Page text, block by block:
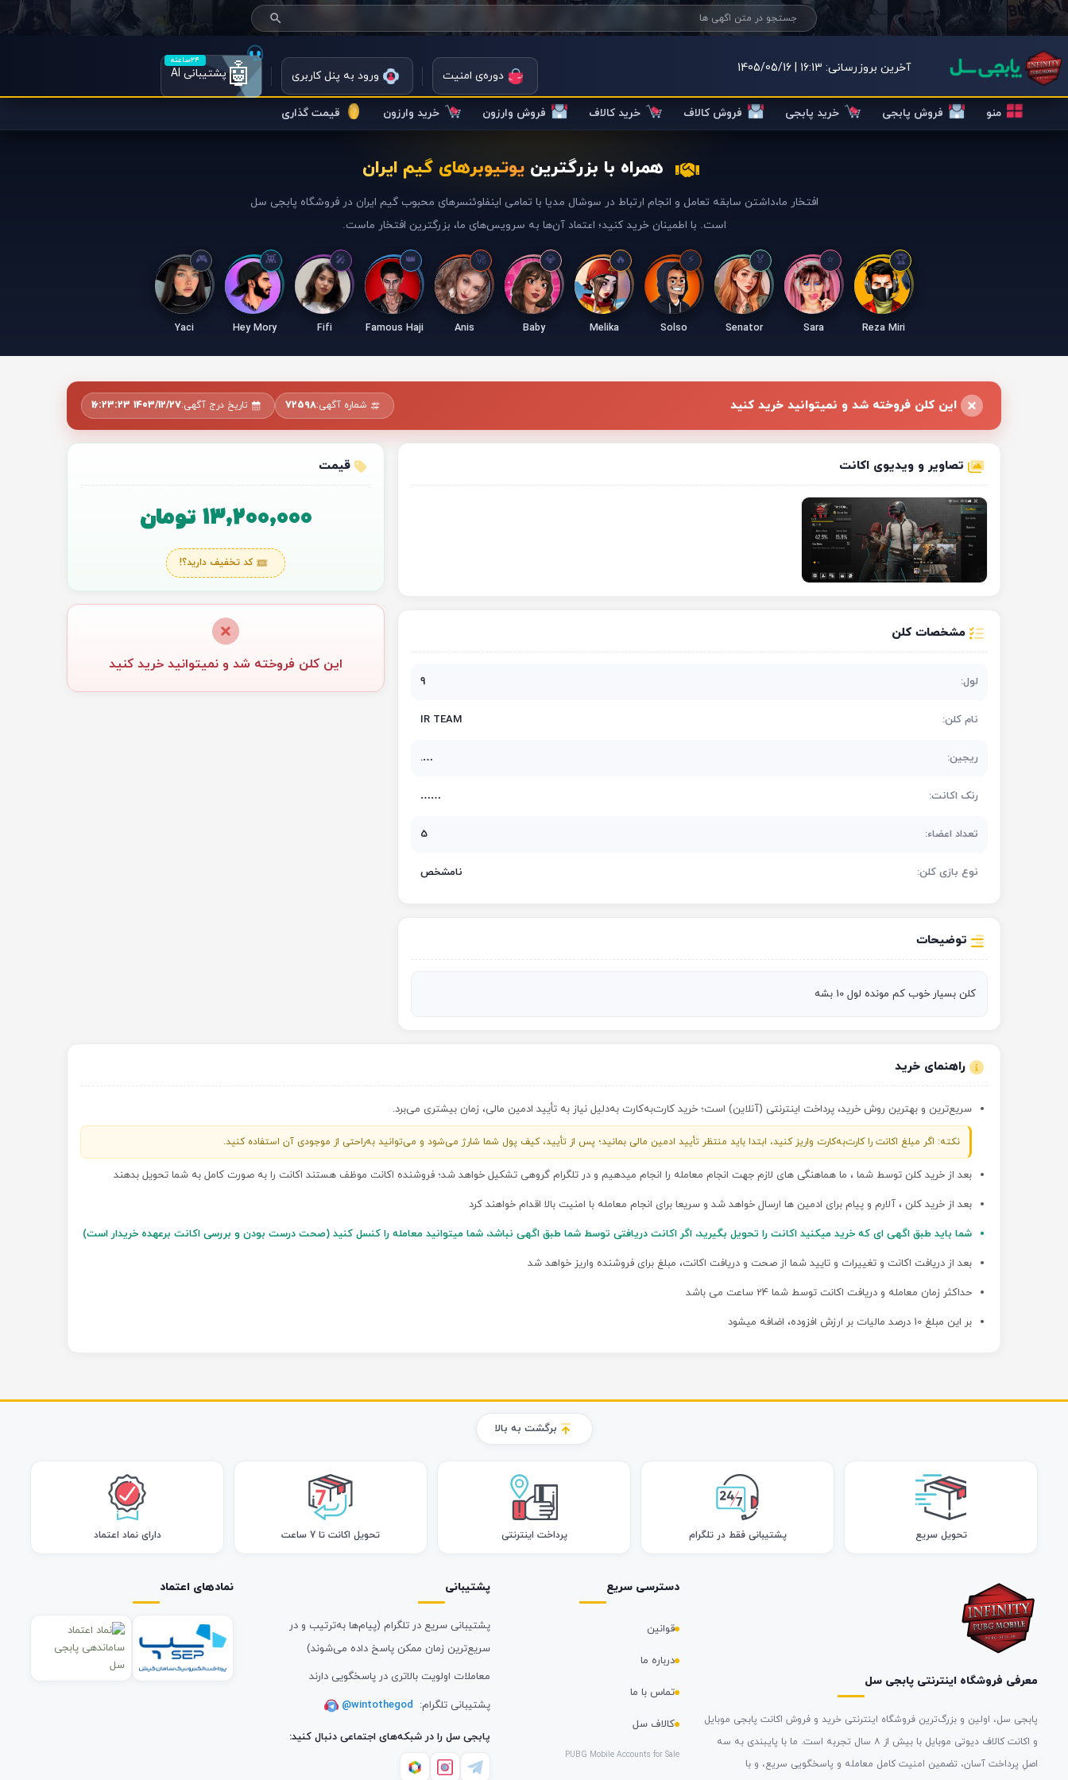
آخرین بروزرسانی: 16:13 | 1405/05/16
دوره‌ی امنیت ورود به پنل کاربری
۲۴ساعته 🤖پشتیبانی AI
منو فروش پابجی خرید پابجی فروش کالاف خرید کالاف فروش وارزون خرید وارزون قیمت گذاری
همراه با بزرگترین یوتیوبرهای گیم ایران
افتخار ما،داشتن سابقه تعامل و انجام ارتباط در سوشال مدیا با تمامی اینفلوئنسرهای محبوب گیم ایران در فروشگاه پابجی سل
است. با اطمینان خرید کنید؛ اعتماد آن‌ها به سرویس‌های ما، بزرگترین افتخار ماست.
Reza Miri
Sara
Senator
Solso
Melika
Baby
Anis
Famous Haji
Fifi
Hey Mory
Yaci
این کلن فروخته شد و نمیتوانید خرید کنید شماره آگهی:72598 تاریخ درج آگهی:1403/12/27 16:23:23
تصاویر و ویدیوی اکانت
مشخصات کلن
لول: 9
نام کلن: IR TEAM
ریجین: ….
رنک اکانت: ……
تعداد اعضاء: 5
نوع بازی کلن: نامشخص
توضیحات
کلن بسیار خوب کم مونده لول 10 بشه
قیمت
13,200,000 تومان
کد تخفیف دارید؟!
این کلن فروخته شد و نمیتوانید خرید کنید
راهنمای خرید
سریع‌ترین و بهترین روش خرید، پرداخت اینترنتی (آنلاین) است؛ خرید کارت‌به‌کارت به‌دلیل نیاز به تأیید ادمین مالی، زمان بیشتری می‌برد.
نکته: اگر مبلغ اکانت را کارت‌به‌کارت واریز کنید، ابتدا باید منتظر تأیید ادمین مالی بمانید؛ پس از تأیید، کیف پول شما شارژ می‌شود و می‌توانید به‌راحتی از موجودی آن استفاده کنید.
بعد از خرید کلن توسط شما ، ما هماهنگی های لازم جهت انجام معامله را انجام میدهیم و در تلگرام گروهی تشکیل خواهد شد؛ فروشنده اکانت موظف هستند اکانت را به صورت کامل به شما تحویل بدهند
بعد از خرید کلن ، آلارم و پیام برای ادمین ها ارسال خواهد شد و سریعا برای انجام معامله با امنیت بالا اقدام خواهند کرد
شما باید طبق اگهی ای که خرید میکنید اکانت را تحویل بگیرید، اگر اکانت دریافتی توسط شما طبق اگهی نباشد، شما میتوانید معامله را کنسل کنید (صحت درست بودن و بررسی اکانت برعهده خریدار است)
بعد از دریافت اکانت و تغییرات و تایید شما از صحت و دریافت اکانت، مبلغ برای فروشنده واریز خواهد شد
حداکثر زمان معامله و دریافت اکانت توسط شما 24 ساعت می باشد
بر این مبلغ 10 درصد مالیات بر ارزش افزوده، اضافه میشود
برگشت به بالا
تحویل سریع پشتیبانی فقط در تلگرام پرداخت اینترنتی تحویل اکانت تا 7 ساعت دارای نماد اعتماد
معرفی فروشگاه اینترنتی پابجی سل
پابجی سل، اولین و بزرگ‌ترین فروشگاه اینترنتی خرید و فروش اکانت پابجی موبایل
و اکانت کالاف دیوتی موبایل با بیش از ۸ سال تجربه است. ما با پایبندی به سه
اصلِ پرداخت آسان، تضمین امنیت کامل معامله و پاسخگویی سریع، و با
دسترسی سریع
قوانین
درباره ما
تماس با ما
کالاف سل
PUBG Mobile Accounts for Sale
پشتیبانی
پشتیبانی سریع در تلگرام (پیام‌ها به‌ترتیب و در
سریع‌ترین زمان ممکن پاسخ داده می‌شوند)
معاملات اولویت بالاتری در پاسخگویی دارند
پشتیبانی تلگرام: @wintothegod
پابجی سل را در شبکه‌های اجتماعی دنبال کنید:
نمادهای اعتماد